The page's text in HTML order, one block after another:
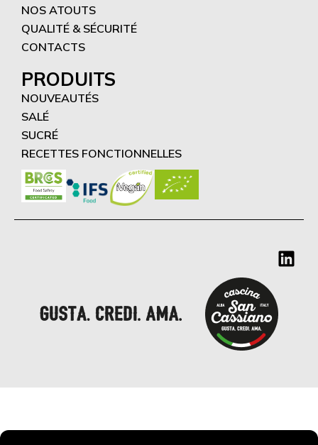
NOS ATOUTS
QUALITÉ & SÉCURITÉ
CONTACTS
PRODUITS
NOUVEAUTÉS
SALÉ
SUCRÉ
RECETTES FONCTIONNELLES